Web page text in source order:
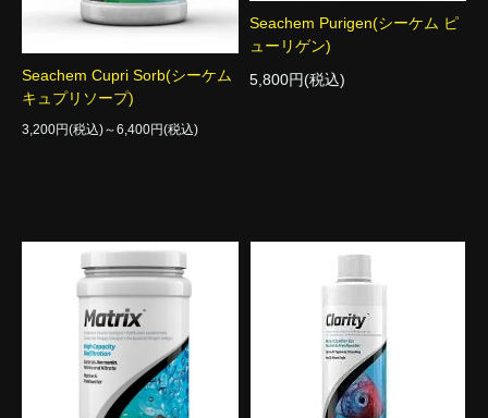
Seachem Cupri Sorb(シーケム
キュプリソープ)
3,200円(税込)～6,400円(税込)
Seachem Purigen(シーケム ピ
ューリゲン)
5,800円(税込)